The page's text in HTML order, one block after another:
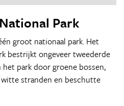
Park
groot nationaal park. Het
bestrijkt ongeveer tweederde
park door groene bossen,
stranden en beschutte